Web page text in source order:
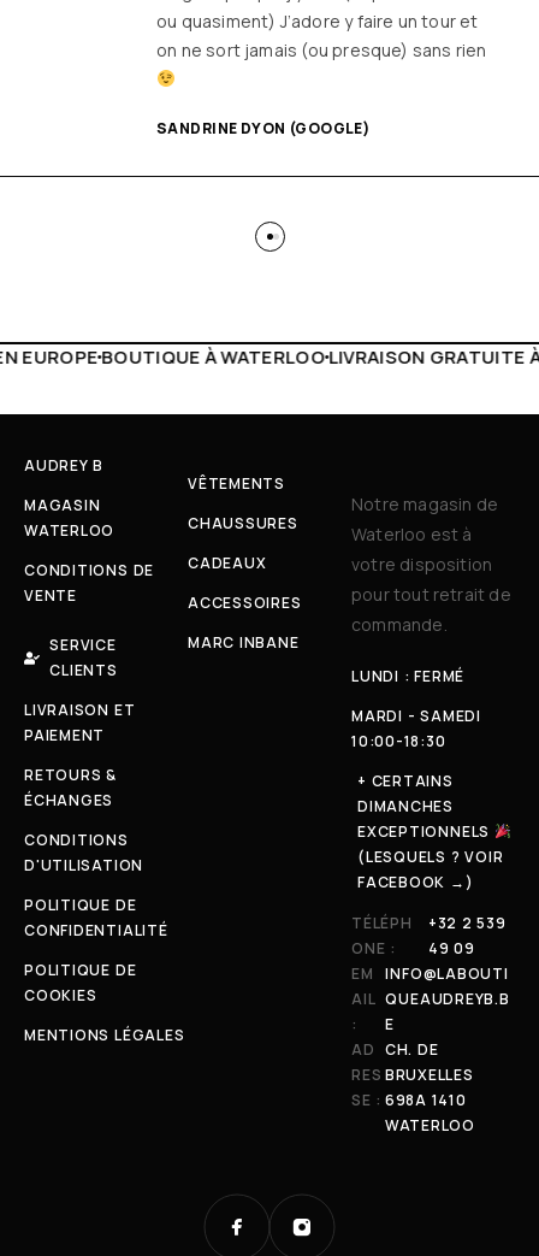
ou quasiment) J’adore y faire un tour et
on ne sort jamais (ou presque) sans rien
SANDRINE DYON (GOOGLE)
LIVRAISON GRATUITE À PARTIR DE 150€LIVE
AUDREY B
MAGASIN
WATERLOO
CONDITIONS DE
VENTE
SERVICE
CLIENTS
LIVRAISON ET
PAIEMENT
RETOURS &
ÉCHANGES
CONDITIONS
D'UTILISATION
POLITIQUE DE
CONFIDENTIALITÉ
POLITIQUE DE
COOKIES
MENTIONS LÉGALES
VÊTEMENTS
CHAUSSURES
CADEAUX
ACCESSOIRES
MARC INBANE
Notre magasin de
Waterloo est à
votre disposition
pour tout retrait de
commande.
LUNDI : FERMÉ
MARDI - SAMEDI
10:00-18:30
+ CERTAINS
DIMANCHES
EXCEPTIONNELS
(LESQUELS ? VOIR
FACEBOOK →)
TÉLÉPH
ONE :
+32 2 539
49 09
EM
AIL
:
INFO@LABOUTI
QUEAUDREYB.B
E
AD
RES
SE :
CH. DE
BRUXELLES
698A 1410
WATERLOO